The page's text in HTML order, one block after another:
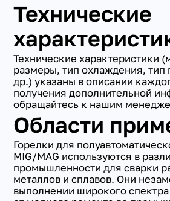
Технические
Технические характеристики
размеры, тип охлаждения, тип
др.) указаны в описании
получения дополнительной
обращайтесь к нашим
Области
Горелки для
MIG/MAG используются в
промышленности для сварки
металлов и сплавов. Они
выполнении широкого спектра